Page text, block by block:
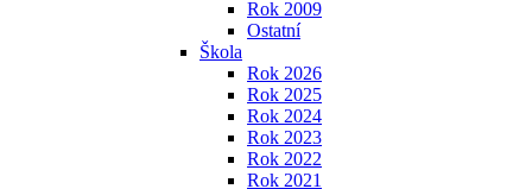
Rok 2009
Ostatní
Škola
Rok 2026
Rok 2025
Rok 2024
Rok 2023
Rok 2022
Rok 2021